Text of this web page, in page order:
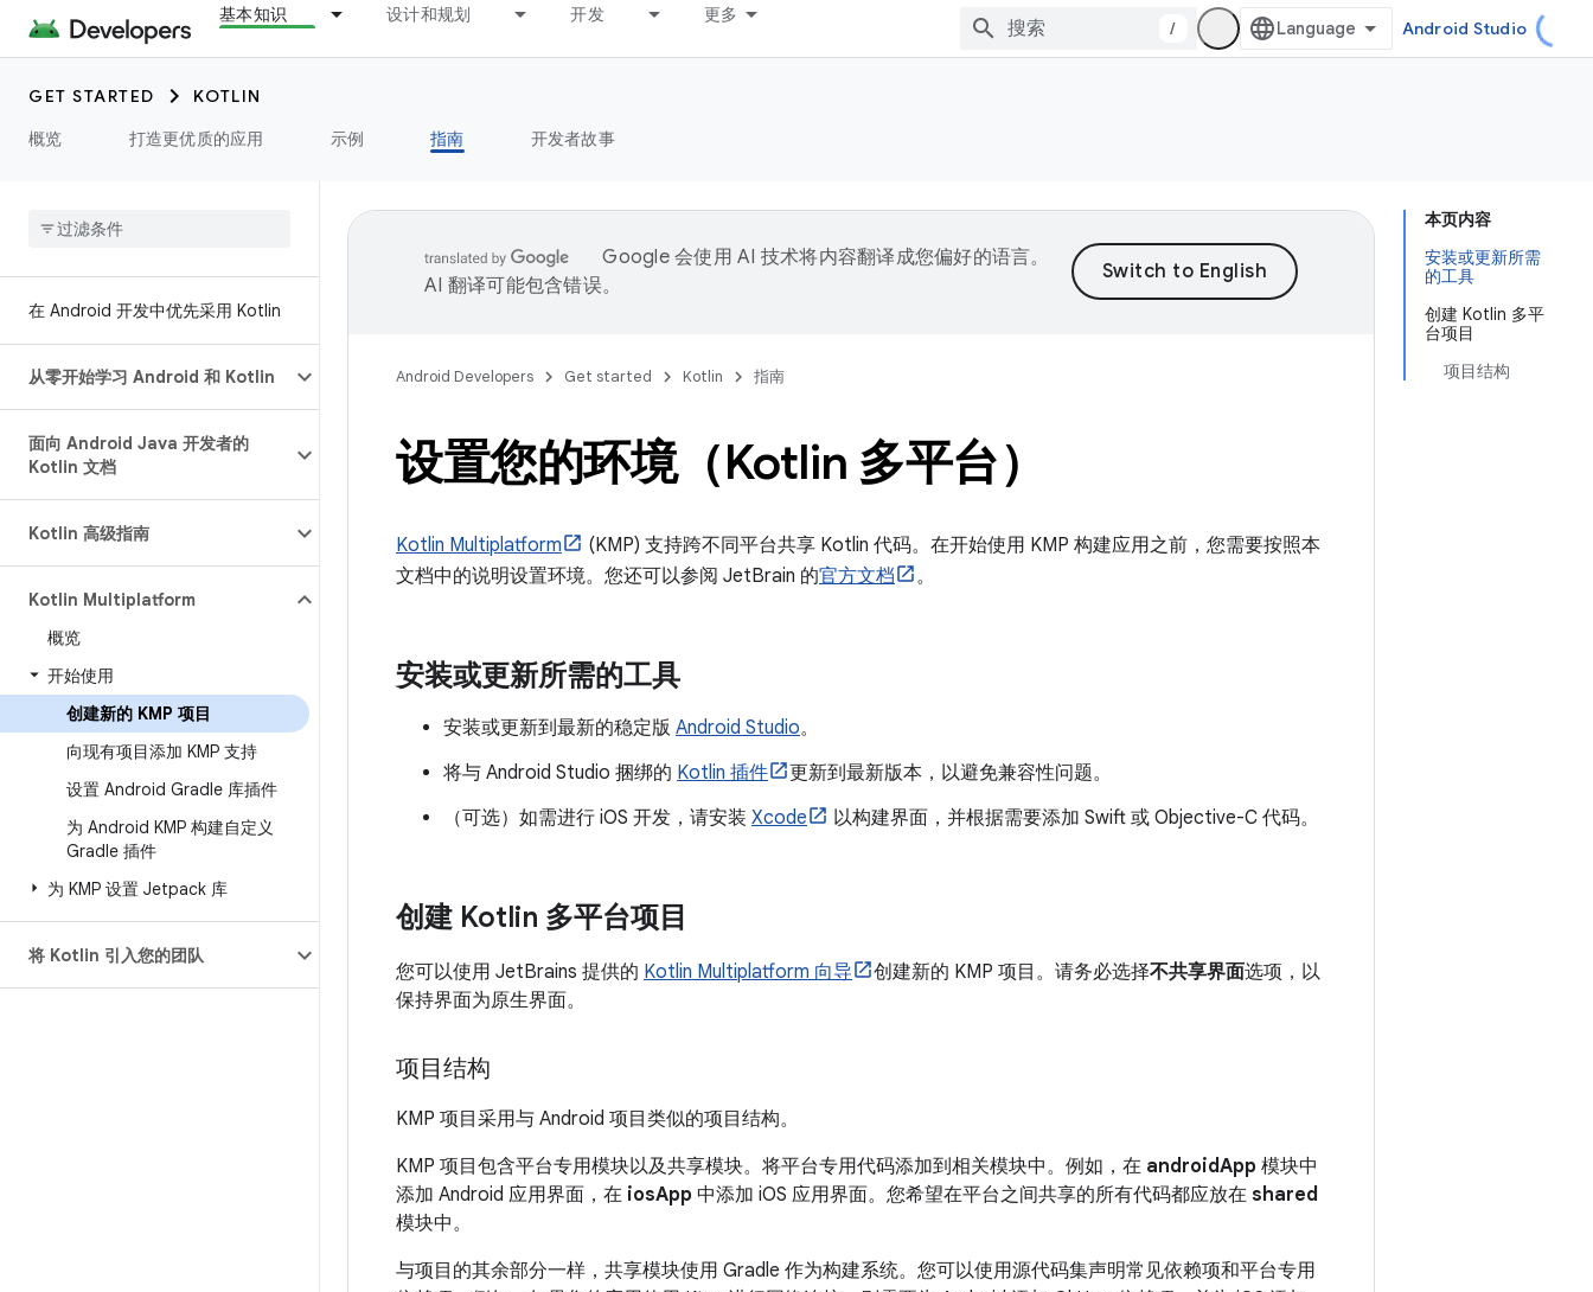
基本知识 设计和规划 开发 更多
/ Android Studio
GET STARTED
KOTLIN
概览
打造更优质的应用 示例 指南 开发者故事
在 Android 开发中优先采用 Kotlin
从零开始学习 Android 和 Kotlin
面向 Android Java 开发者的
Kotlin 文档
Kotlin 高级指南
Kotlin Multiplatform
概览
开始使用
创建新的 KMP 项目
向现有项目添加 KMP 支持
设置 Android Gradle 库插件
为 Android KMP 构建自定义
Gradle 插件
为 KMP 设置 Jetpack 库
将 Kotlin 引入您的团队
本页内容
安装或更新所需
的工具
创建 Kotlin 多平
台项目
项目结构
Google 会使用 AI 技术将内容翻译成您偏好的语言。
AI 翻译可能包含错误。
Android Developers Get started Kotlin 指南
设置您的环境（Kotlin 多平台）
Kotlin Multiplatform
(KMP) 支持跨不同平台共享 Kotlin 代码。在开始使用 KMP 构建应用之前，您需要按照本
文档中的说明设置环境。您还可以参阅 JetBrain 的官方文档 。
安装或更新所需的工具
安装或更新到最新的稳定版 Android Studio。
将与 Android Studio 捆绑的 Kotlin 插件
更新到最新版本，以避免兼容性问题。
（可选）如需进行 iOS 开发，请安装 Xcode 以构建界面，并根据需要添加 Swift 或 Objective-C 代码。
创建 Kotlin 多平台项目
您可以使用 JetBrains 提供的 Kotlin Multiplatform 向导 创建新的 KMP 项目。请务必选择不共享界面选项，以
保持界面为原生界面。
项目结构
KMP 项目采用与 Android 项目类似的项目结构。
KMP 项目包含平台专用模块以及共享模块。将平台专用代码添加到相关模块中。例如，在 androidApp 模块中
添加 Android 应用界面，在 iosApp 中添加 iOS 应用界面。您希望在平台之间共享的所有代码都应放在 shared
模块中。
与项目的其余部分一样，共享模块使用 Gradle 作为构建系统。您可以使用源代码集声明常见依赖项和平台专用